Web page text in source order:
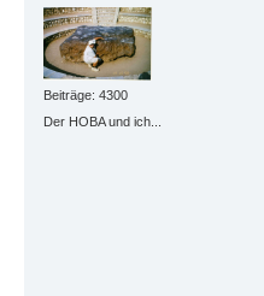
Beiträge: 4300
Der HOBA und ich...